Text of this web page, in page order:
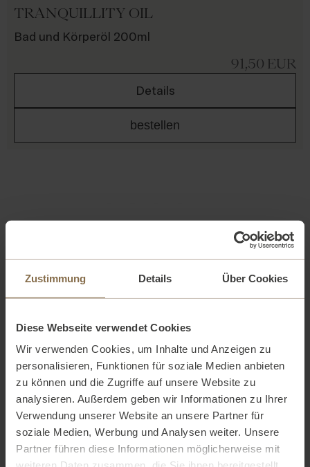
Zustimmung Details Über Cookies
Diese Webseite verwendet Cookies
Wir verwenden Cookies, um Inhalte und Anzeigen zu
personalisieren, Funktionen für soziale Medien anbieten
zu können und die Zugriffe auf unsere Website zu
analysieren. Außerdem geben wir Informationen zu Ihrer
Verwendung unserer Website an unsere Partner für
soziale Medien, Werbung und Analysen weiter. Unsere
Partner führen diese Informationen möglicherweise mit
TRANQUILLITY OIL
Bad und Körperöl 200ml
91,50 EUR
Details
bestellen